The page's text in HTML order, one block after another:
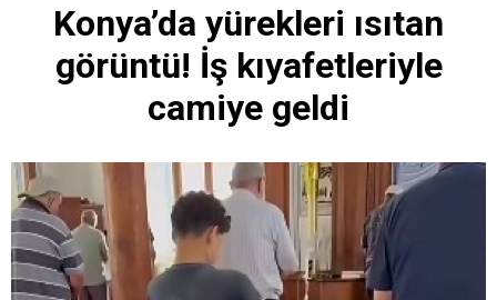
Konya’da yürekleri ısıtan
görüntü! İş kıyafetleriyle
camiye geldi